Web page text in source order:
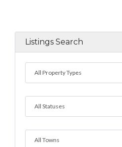
Listings Search
All Property Types
All Statuses
All Towns